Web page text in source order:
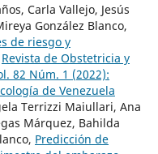
Carla Vallejo, Jesús
González Blanco,
de riesgo y
Revista de Obstetricia y
82 Núm. 1 (2022):
de Venezuela
Terrizzi Maiullari, Ana
Márquez, Bahilda
Predicción de